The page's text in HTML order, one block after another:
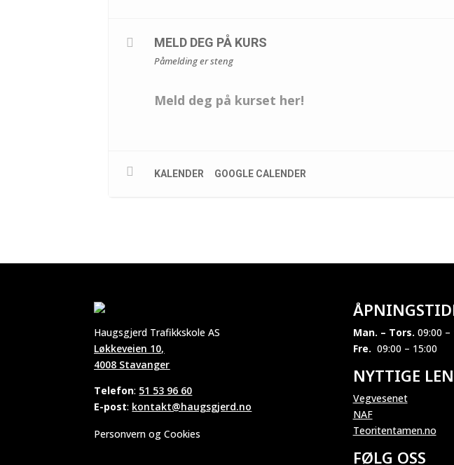
MELD DEG PÅ KURS
Påmelding er steng
Meld deg på kurset her!
KALENDER GOOGLE CALENDER
Haugsgjerd Trafikkskole AS
Løkkeveien 10,
4008 Stavanger
Telefon: 51 53 96 60
E-post: kontakt@haugsgjerd.no
Personvern og Cookies
Man. – Tors. 09:00 –
Fre. 09:00 – 15:00
NYTTIGE
Vegvesenet
NAF
Teoritentamen.no
FØLG OSS